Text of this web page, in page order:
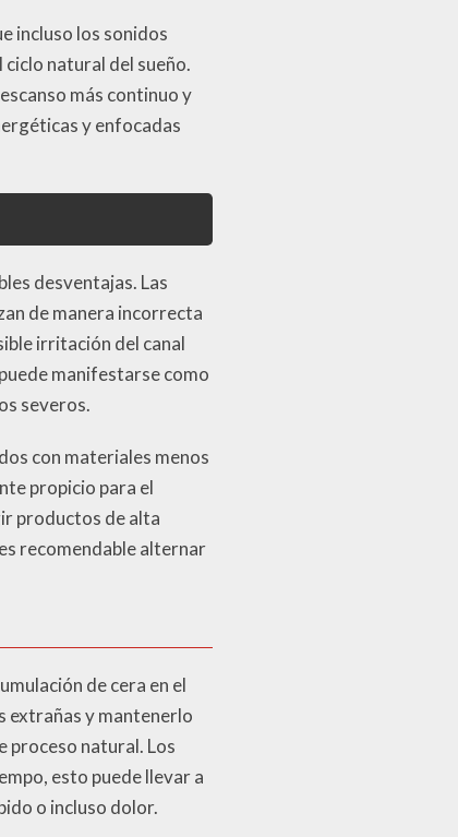
incluso los sonidos
natural del sueño.
más continuo y
y enfocadas
desventajas. Las
de manera incorrecta
irritación del canal
manifestarse como
severos.
con materiales menos
propicio para el
productos de alta
recomendable alternar
de cera en el
extrañas y mantenerlo
proceso natural. Los
esto puede llevar a
o incluso dolor.